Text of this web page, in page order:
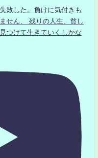
敗した。負けに気付きも
せん、 残りの人生、貧し
つけて生きていくしかな